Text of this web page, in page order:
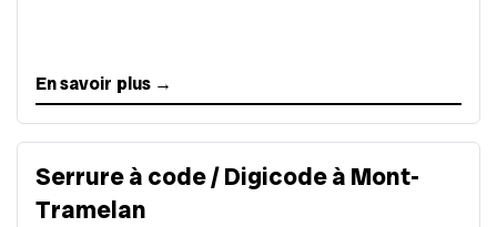
En savoir plus →
Serrure à code / Digicode à Mont-
Tramelan